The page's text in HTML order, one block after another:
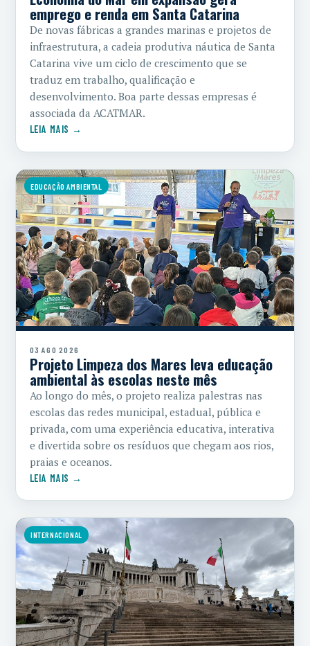
emprego e renda em Santa Catarina
De novas fábricas a grandes marinas e projetos de
infraestrutura, a cadeia produtiva náutica de Santa
Catarina vive um ciclo de crescimento que se
traduz em trabalho, qualificação e
desenvolvimento. Boa parte dessas empresas é
associada da ACATMAR.
LEIA MAIS →
EDUCAÇÃO AMBIENTAL
03 AGO 2026
Projeto Limpeza dos Mares leva educação
ambiental às escolas neste mês
Ao longo do mês, o projeto realiza palestras nas
escolas das redes municipal, estadual, pública e
privada, com uma experiência educativa, interativa
e divertida sobre os resíduos que chegam aos rios,
praias e oceanos.
LEIA MAIS →
INTERNACIONAL